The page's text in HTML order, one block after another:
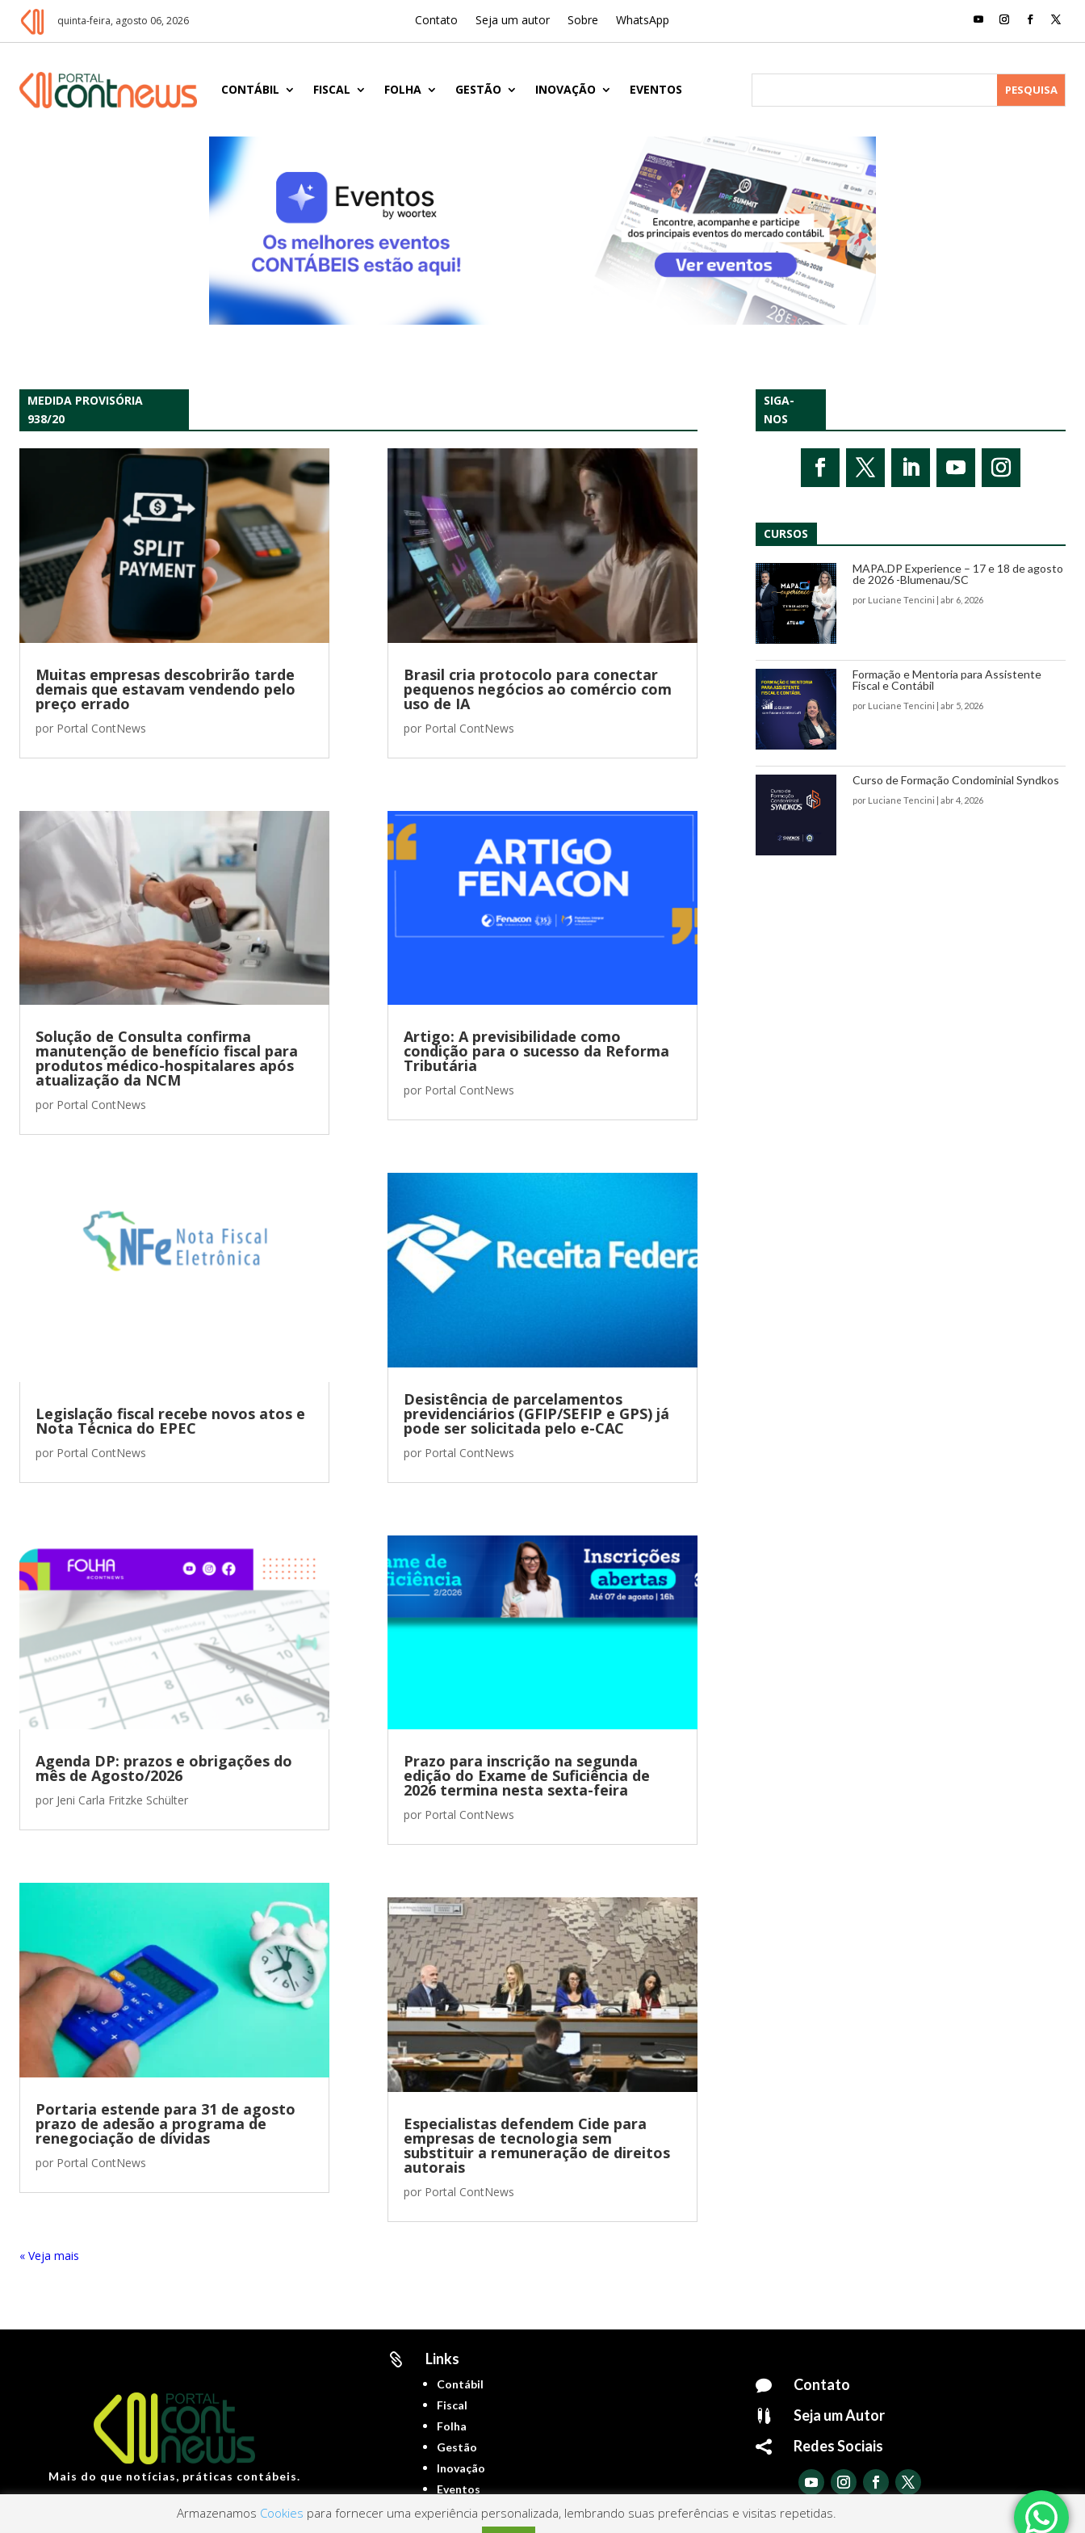
quinta-feira, agosto 06, 2026 Contato Seja um autor Sobre WhatsApp
CONTÁBIL FISCAL FOLHA GESTÃO INOVAÇÃO EVENTOS
MEDIDA PROVISÓRIA
938/20
Muitas empresas descobrirão tarde
demais que estavam vendendo pelo
preço errado
por Portal ContNews
Solução de Consulta confirma
manutenção de benefício fiscal para
produtos médico-hospitalares após
atualização da NCM
por Portal ContNews
Legislação fiscal recebe novos atos e
Nota Técnica do EPEC
por Portal ContNews
Agenda DP: prazos e obrigações do
mês de Agosto/2026
por Jeni Carla Fritzke Schülter
Portaria estende para 31 de agosto
prazo de adesão a programa de
renegociação de dívidas
por Portal ContNews
Brasil cria protocolo para conectar
pequenos negócios ao comércio com
uso de IA
por Portal ContNews
Artigo: A previsibilidade como
condição para o sucesso da Reforma
Tributária
por Portal ContNews
Desistência de parcelamentos
previdenciários (GFIP/SEFIP e GPS) já
pode ser solicitada pelo e-CAC
por Portal ContNews
Prazo para inscrição na segunda
edição do Exame de Suficiência de
2026 termina nesta sexta-feira
por Portal ContNews
Especialistas defendem Cide para
empresas de tecnologia sem
substituir a remuneração de direitos
autorais
por Portal ContNews
« Entradas Antigas
SIGA-
NOS
CURSOS
MAPA.DP Experience – 17 e 18 de agosto
de 2026 -Blumenau/SC
por Luciane Tencini | abr 6, 2026
Formação e Mentoria para Assistente
Fiscal e Contábil
por Luciane Tencini | abr 5, 2026
Curso de Formação Condominial Syndkos
por Luciane Tencini | abr 4, 2026
Mais do que notícias, práticas contábeis.
 Links
Contábil
Fiscal
Folha
Gestão
Inovação
Eventos
 Contato
 Seja um Autor
 Redes Sociais
Armazenamos Cookies para fornecer uma experiência personalizada, lembrando suas preferências e visitas repetidas.